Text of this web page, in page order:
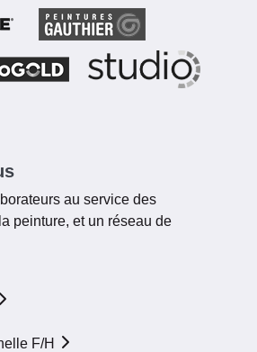
au service des
peinture, et un réseau de
F/H